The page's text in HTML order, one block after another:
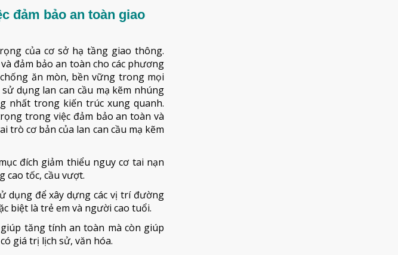
đảm bảo an toàn giao
của cơ sở hạ tầng giao thông.
đảm bảo an toàn cho các phương
ăn mòn, bền vững trong mọi
dụng lan can cầu mạ kẽm nhúng
nhất trong kiến trúc xung quanh.
trong việc đảm bảo an toàn và
trò cơ bản của lan can cầu mạ kẽm
đích giảm thiểu nguy cơ tai nạn
cao tốc, cầu vượt.
dụng để xây dựng các vị trí đường
biệt là trẻ em và người cao tuổi.
tăng tính an toàn mà còn giúp
giá trị lịch sử, văn hóa.